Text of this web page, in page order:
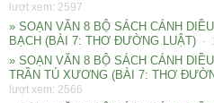
lượt xem: 2597
» SOẠN VĂN 8 BỘ SÁCH CÁNH
BẠCH (BÀI 7: THƠ ĐƯỜNG LUẬT) -
» SOẠN VĂN 8 BỘ SÁCH CÁNH
TRẦN TÚ XƯƠNG (BÀI 7: THƠ
lượt xem: 2566